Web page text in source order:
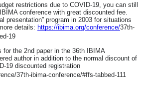
restrictions due to COVID-19, you can still
conference with great discounted fee.
presentation” program in 2003 for situations
details: https://ibima.org/conference/37th-
19
the 2nd paper in the 36th IBIMA
author in addition to the normal discount of
19 discounted registration
37th-ibima-conference/#ffs-tabbed-111